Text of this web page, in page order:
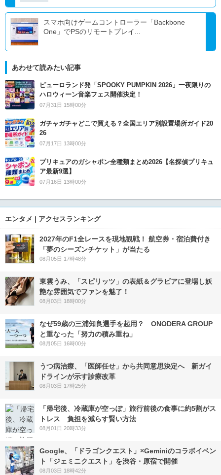
スマホ向けゲームコントローラー「Backbone
One」でPSのリモートプレイ...
あわせて読みたい記事
ピューロランド発「SPOOKY PUMPKIN 2026」一夜限りの
ハロウィーン音楽フェス開催決定！
07月31日 15時00分
ガチャガチャどこで買える？全国エリア別設置場所ガイド20
26
07月17日 13時00分
プリキュアのガシャポン全種類まとめ2026【名探偵プリキュ
ア最新9選】
07月16日 13時00分
エンタメ | アクセスランキング
2027年のF1全レースを現地観戦！ 航空券・宿泊費付き
「夢のシーズンチケット」が当たる
08月05日 17時48分
東雲うみ、「スピリッツ」の表紙＆グラビアに登場し妖
艶な雰囲気でファンを魅了！
08月03日 18時00分
なぜ59歳の三浦知良選手を起用？ ONODERA GROUP
と重なった「努力の積み重ね」
08月05日 16時00分
うつ病治療、「医師任せ」から共同意思決定へ 新ガイ
ドラインが示す診療改革
08月03日 17時25分
「帰宅後、冷蔵庫が空っぽ」旅行前後の食事に約5割がス
トレス 負担を減らす賢い方法
08月01日 20時33分
Google、「ドラゴンクエスト」×Geminiのコラボイベン
ト「ジェミニクエスト」を渋谷・原宿で開催
08月03日 18時42分